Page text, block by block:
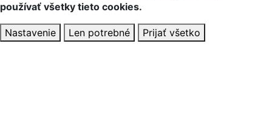
používať všetky tieto cookies.
Nastavenie Len potrebné Prijať všetko